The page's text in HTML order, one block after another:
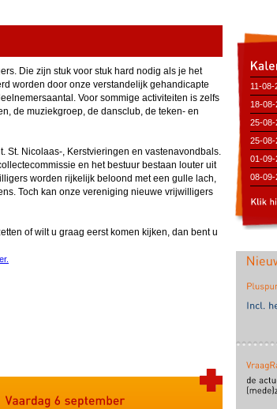
Die zijn stuk voor stuk hard nodig als je het
worden door onze verstandelijk gehandicapte
Voor sommige activiteiten is zelfs
de muziekgroep, de dansclub, de teken- en
St. Nicolaas-, Kerstvieringen en vastenavondbals.
en het bestuur bestaan louter uit
worden rijkelijk beloond met een gulle lach,
Toch kan onze vereniging nieuwe vrijwilligers
of wilt u graag eerst komen kijken, dan bent u
11-
18-
25-08-
25-08-
01-09-
08-09-